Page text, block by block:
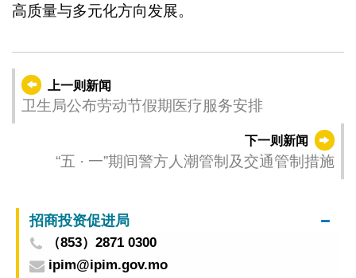
高质量与多元化方向发展。
上一则新闻
卫生局公布劳动节假期医疗服务安排
下一则新闻
“五 · 一”期间警方人潮管制及交通管制措施
招商投资促进局
（853）2871 0300
ipim@ipim.gov.mo